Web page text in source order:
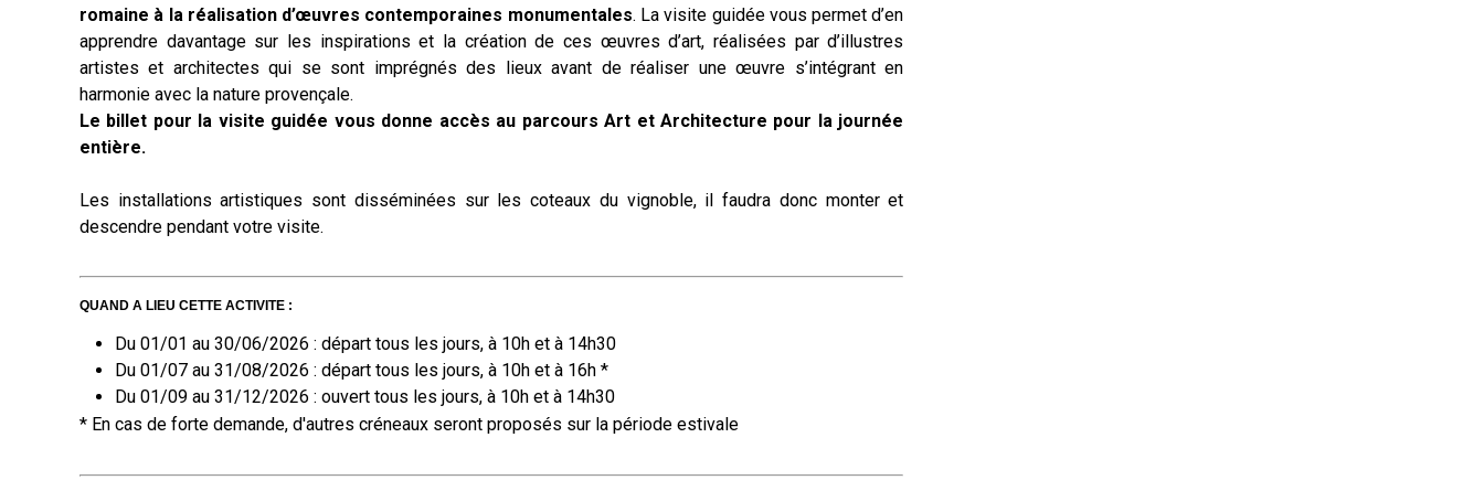
romaine à la réalisation d’œuvres contemporaines monumentales. La visite guidée vous permet d’en
apprendre davantage sur les inspirations et la création de ces œuvres d’art, réalisées par d’illustres
artistes et architectes qui se sont imprégnés des lieux avant de réaliser une œuvre s’intégrant en
harmonie avec la nature provençale.
Le billet pour la visite guidée vous donne accès au parcours Art et Architecture pour la journée
entière.
Les installations artistiques sont disséminées sur les coteaux du vignoble, il faudra donc monter et
descendre pendant votre visite.
QUAND A LIEU CETTE ACTIVITE :
Du 01/01 au 30/06/2026 : départ tous les jours, à 10h et à 14h30
Du 01/07 au 31/08/2026 : départ tous les jours, à 10h et à 16h *
Du 01/09 au 31/12/2026 : ouvert tous les jours, à 10h et à 14h30
* En cas de forte demande, d'autres créneaux seront proposés sur la période estivale